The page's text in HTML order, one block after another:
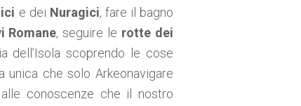
e dei Nuragici, fare il bagno
Romane, seguire le rotte dei
dell’Isola scoprendo le cose
unica che solo Arkeonavigare
conoscenze che il nostro